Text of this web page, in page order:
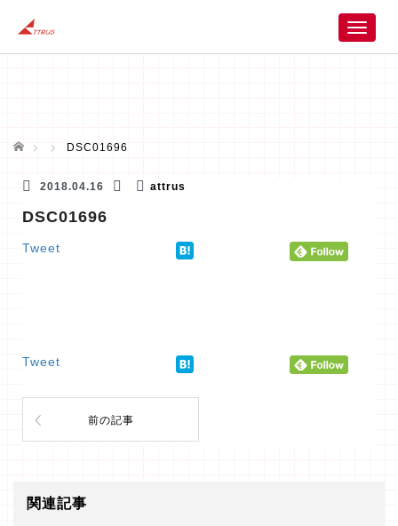
T
ホーム DSC01696
2018.04.16 attrus
DSC01696
Tweet
Tweet
前の記事
関連記事